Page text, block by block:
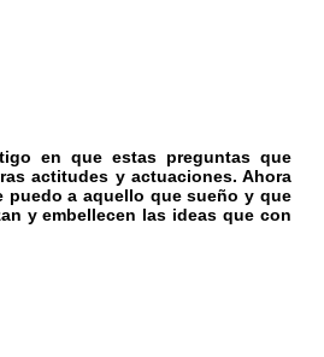
en que estas preguntas que
actitudes y actuaciones. Ahora
puedo a aquello que sueño y que
y embellecen las ideas que con